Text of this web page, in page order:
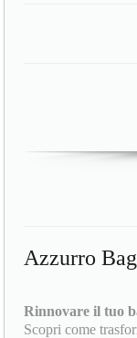
Azzurro
Rinnovare il tuo
Scopri come